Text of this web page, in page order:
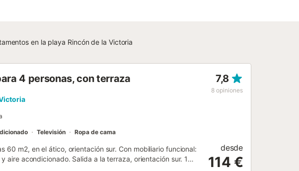
en la playa Rincón de la Victoria
4 personas, con terraza 7,8
8 opiniones
Televisión Ropa de cama
60 m2, en el ático, orientación sur. Con mobiliario funcional:
aire acondicionado. Salida a la terraza, orientación sur. 1
desde
114 €